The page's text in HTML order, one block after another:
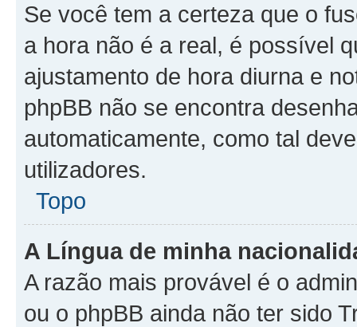
Se você tem a certeza que o
a hora não é a real, é possível
ajustamento de hora diurna e
phpBB não se encontra
automaticamente, como tal
utilizadores.
Topo
A Língua de minha
A razão mais provável é o
ou o phpBB ainda não ter sido